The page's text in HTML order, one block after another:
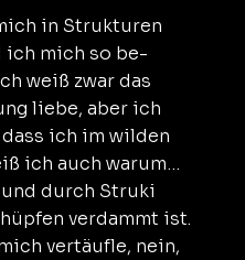
in Strukturen
ich mich so be-
weiß zwar das
liebe, aber ich
ich im wilden
ich auch warum…
durch Struki
verdammt ist.
vertäufle, nein,